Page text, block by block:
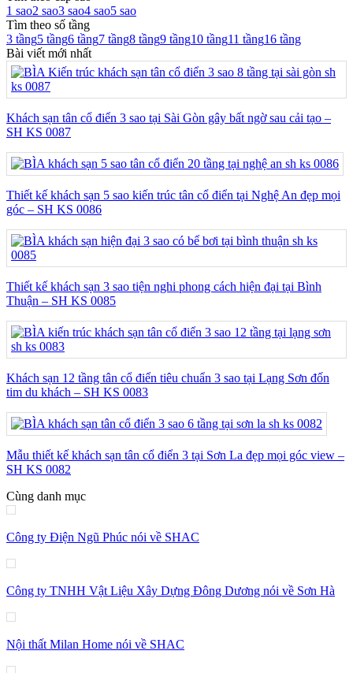
1 sao2 sao3 sao4 sao5 sao
Tìm theo số tầng
3 tầng5 tầng6 tầng7 tầng8 tầng9 tầng10 tầng11 tầng16 tầng
Bài viết mới nhất
Khách sạn tân cổ điển 3 sao tại Sài Gòn gây bất ngờ sau cải tạo –
SH KS 0087
Thiết kế khách sạn 5 sao kiến trúc tân cổ điển tại Nghệ An đẹp mọi
góc – SH KS 0086
Thiết kế khách sạn 3 sao tiện nghi phong cách hiện đại tại Bình
Thuận – SH KS 0085
Khách sạn 12 tầng tân cổ điển tiêu chuẩn 3 sao tại Lạng Sơn đốn
tim du khách – SH KS 0083
Mẫu thiết kế khách sạn tân cổ điển 3 tại Sơn La đẹp mọi góc view –
SH KS 0082
Cùng danh mục
Công ty Điện Ngũ Phúc nói về SHAC
Công ty TNHH Vật Liệu Xây Dựng Đông Dương nói về Sơn Hà
Nội thất Milan Home nói về SHAC